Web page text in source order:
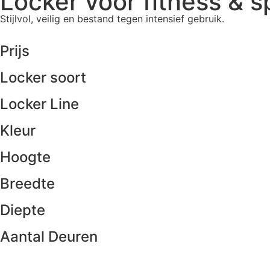
Stijlvol, veilig en bestand tegen intensief gebruik.
Prijs
Locker soort
Locker Line
Kleur
Hoogte
Breedte
Diepte
Aantal Deuren